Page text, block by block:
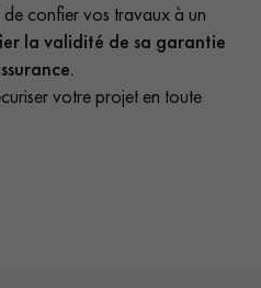
confier vos travaux à un
la validité de sa garantie
votre projet en toute